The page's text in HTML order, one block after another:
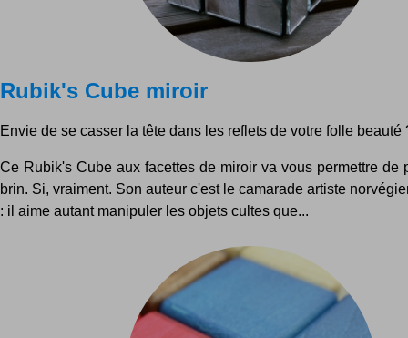
Rubik's Cube miroir
Envie de se casser la tête dans les reflets de votre folle beauté
Ce Rubik's Cube aux facettes de miroir va vous permettre de
brin. Si, vraiment. Son auteur c'est le camarade artiste
: il aime autant manipuler les objets cultes que...